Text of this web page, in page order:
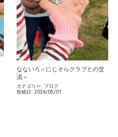
なないろ～にじそらクラブとの交
流～
カテゴリー : ブログ
投稿日 : 2026/05/01